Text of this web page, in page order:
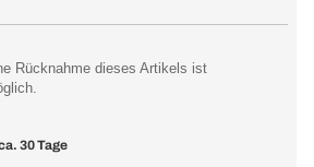
Rücknahme dieses Artikels ist
30 Tage